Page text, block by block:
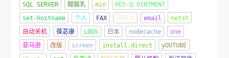
SQL SERVER
酸酸乳 min
RES-Q OINTMENT
set-hostname
个人 FAX 洋码头 email
netsh
自动关机
葆苾康 LOGS 日本 nodecache
one
亚马逊
改版 screen install.direct
yOUTUBE